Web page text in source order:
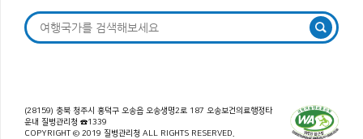
(28159) 충북 청주시 흥덕구 오송읍 오송생명2로 187 오송보건의료행정타
운내 질병관리청 ☎1339
COPYRIGHT © 2019 질병관리청 ALL RIGHTS RESERVED.